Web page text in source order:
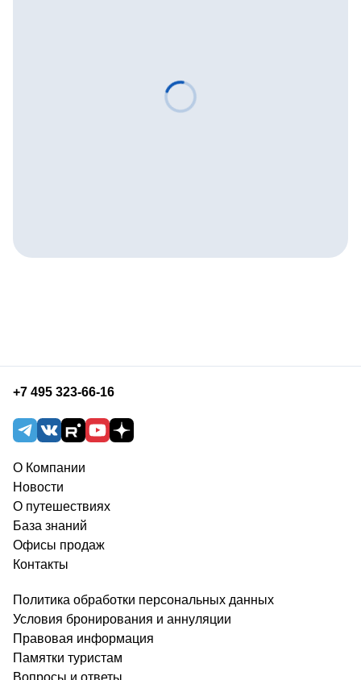
+7 495 323-66-16
О Компании
Новости
О путешествиях
База знаний
Офисы продаж
Контакты
Политика обработки персональных данных
Условия бронирования и аннуляции
Правовая информация
Памятки туристам
Вопросы и ответы